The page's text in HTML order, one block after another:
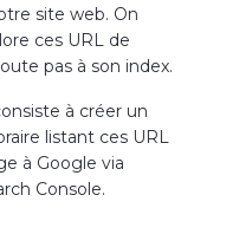
site web. On
ces URL de
pas à son index.
à créer un
listant ces URL
à Google via
Console.